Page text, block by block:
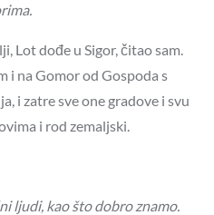
Lot dođe u Sigor, čitao sam.
i na Gomor od Gospoda s
i zatre sve one gradove i svu
i rod zemaljski.
ljudi, kao što dobro znamo.